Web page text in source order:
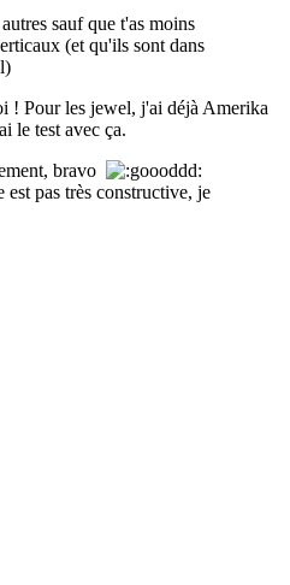
sauf que t'as moins
(et qu'ils sont dans
! Pour les jewel, j'ai déjà Amerika
le test avec ça.
bravo
est pas très constructive, je